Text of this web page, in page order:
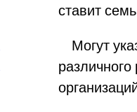
ставит
Могут